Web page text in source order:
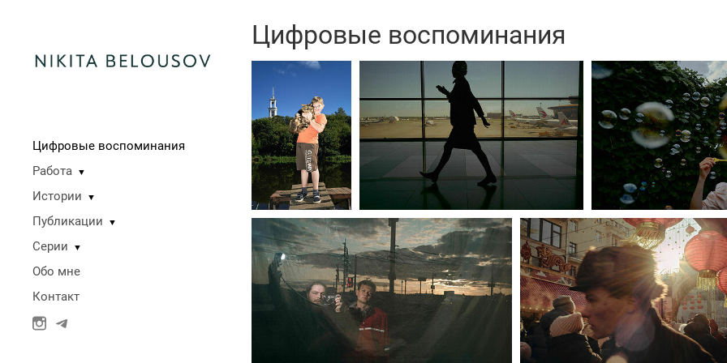
Цифровые воспоминания
Работа
▼
Истории ▼
Публикации ▼
Серии ▼
Обо мне
Контакт
Цифровые воспоминания